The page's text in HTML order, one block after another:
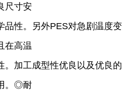
尺寸安
品性。另外PES对急剧温度变
在高温
。加工成型性优良以及优良的
。◎耐